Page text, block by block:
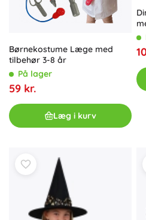
Børnekostume Læge med
tilbehør 3-8 år
På lager
59 kr.
Læg i kurv